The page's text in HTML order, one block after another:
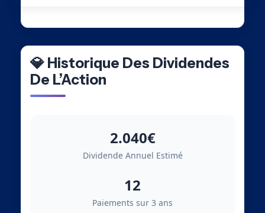
💎 Historique Des Dividendes
De L’Action
2.040€
Dividende Annuel Estimé
12
Paiements sur 3 ans